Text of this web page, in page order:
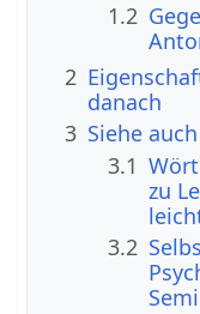
1.2
2
danach
3 Siehe auch
3.1
zu
3.2